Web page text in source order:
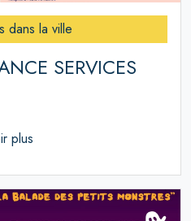
dans la ville
SERVICES
plus